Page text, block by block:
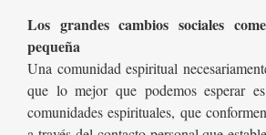
Los grandes cambios sociales
pequeña
Una comunidad espiritual
que lo mejor que podemos esperar
comunidades espirituales, que